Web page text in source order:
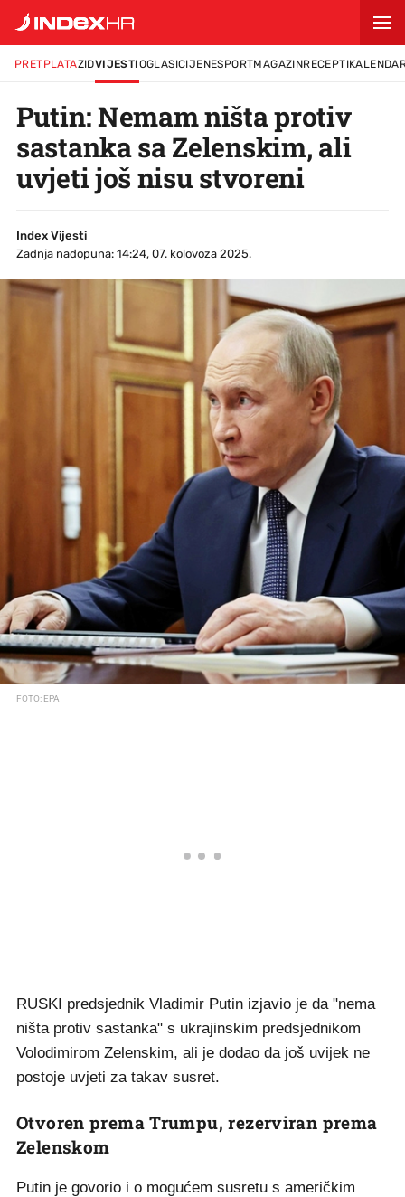
PRETPLATAZIDVIJESTIOGLASICIJENESPORTMAGAZINRECEPTI
Putin: Nemam ništa protiv
sastanka sa Zelenskim, ali
uvjeti još nisu stvoreni
Index Vijesti
Zadnja nadopuna: 14:24, 07. kolovoza 2025.
FOTO: EPA
RUSKI predsjednik Vladimir Putin izjavio je da "nema
ništa protiv sastanka" s ukrajinskim predsjednikom
Volodimirom Zelenskim, ali je dodao da još uvijek ne
postoje uvjeti za takav susret.
Otvoren prema Trumpu, rezerviran prema
Zelenskom
Putin je govorio i o mogućem susretu s američkim